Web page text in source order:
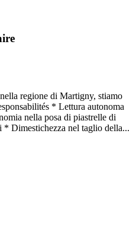
regione di Martigny, stiamo
* Lettura autonoma
nella posa di piastrelle di
* Dimestichezza nel taglio della...